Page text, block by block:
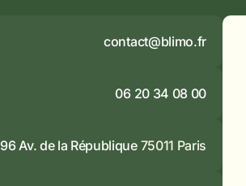
contact@blimo.fr
06 20 34 08 00
96 Av. de la République 75011 Paris